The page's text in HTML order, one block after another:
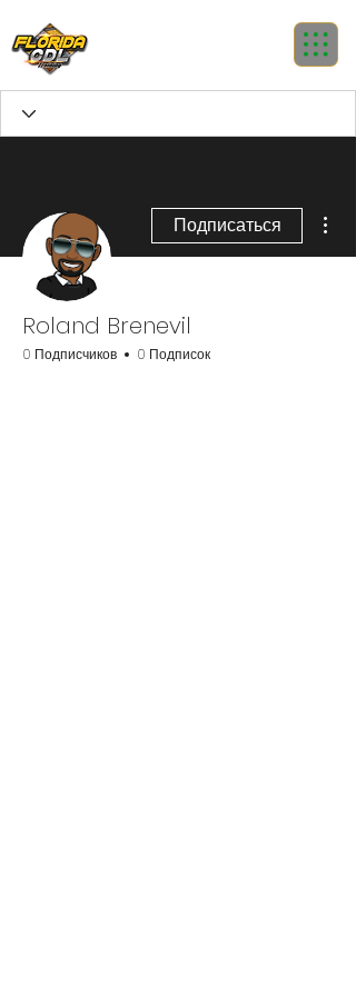
Подписаться
Roland Brenevil
0 Подписчиков 0 Подписок